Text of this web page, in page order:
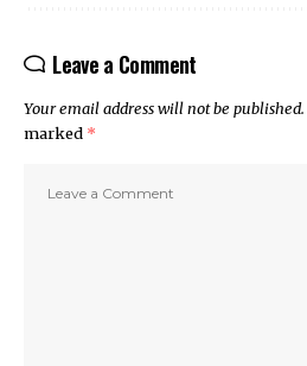
Leave a Comment
Your email address will not be published.
marked *